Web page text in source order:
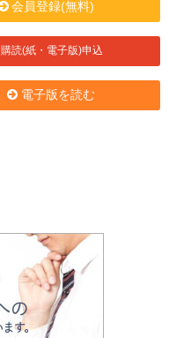
会員登録(無料)
購読(紙・電子版)申込
電子版を読む